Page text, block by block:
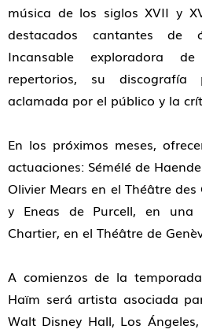
música de los siglos XVII y
destacados cantantes de
Incansable exploradora
repertorios, su
aclamada por el público y la
En los próximos meses,
actuaciones: Sémélé de
Olivier Mears en el Théâtre des
y Eneas de Purcell, en una
Chartier, en el Théâtre de
A comienzos de la
Haïm será artista asociada
Walt Disney Hall, Los